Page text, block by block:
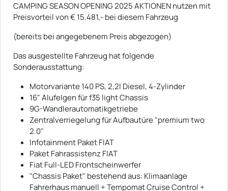
CAMPING SEASON OPENING 2025 AKTIONEN nutzen mit
Preisvorteil von € 15.481,- bei diesem Fahrzeug
(bereits bei angegebenem Preis abgezogen)
Das ausgestellte Fahrzeug hat folgende
Sonderausstattung:
Motorvariante 140 PS, 2,2l Diesel, 4-Zylinder
16" Alufelgen für f35 light Chassis
9G-Wandlerautomatikgetriebe
Zentralverriegelung für Aufbautüre "premium two
2.0"
Infotainment Paket FIAT
Paket Fahrassistenz FIAT
Fiat Full-LED Frontscheinwerfer
"Chassis Paket" bestehend aus: Klimaanlage
Fahrerhaus manuell + Tempomat Cruise Control +